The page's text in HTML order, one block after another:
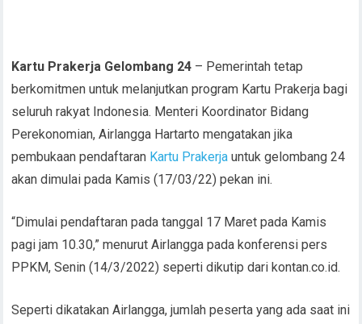
Kartu Prakerja Gelombang 24 – Pemerintah tetap
berkomitmen untuk melanjutkan program Kartu Prakerja bagi
seluruh rakyat Indonesia. Menteri Koordinator Bidang
Perekonomian, Airlangga Hartarto mengatakan jika
pembukaan pendaftaran Kartu Prakerja untuk gelombang 24
akan dimulai pada Kamis (17/03/22) pekan ini.
“Dimulai pendaftaran pada tanggal 17 Maret pada Kamis
pagi jam 10.30,” menurut Airlangga pada konferensi pers
PPKM, Senin (14/3/2022) seperti dikutip dari kontan.co.id.
Seperti dikatakan Airlangga, jumlah peserta yang ada saat ini